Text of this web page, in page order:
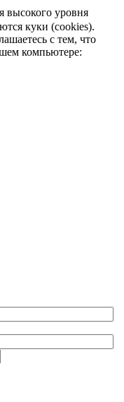
высокого уровня
куки (cookies).
с тем, что
компьютере: